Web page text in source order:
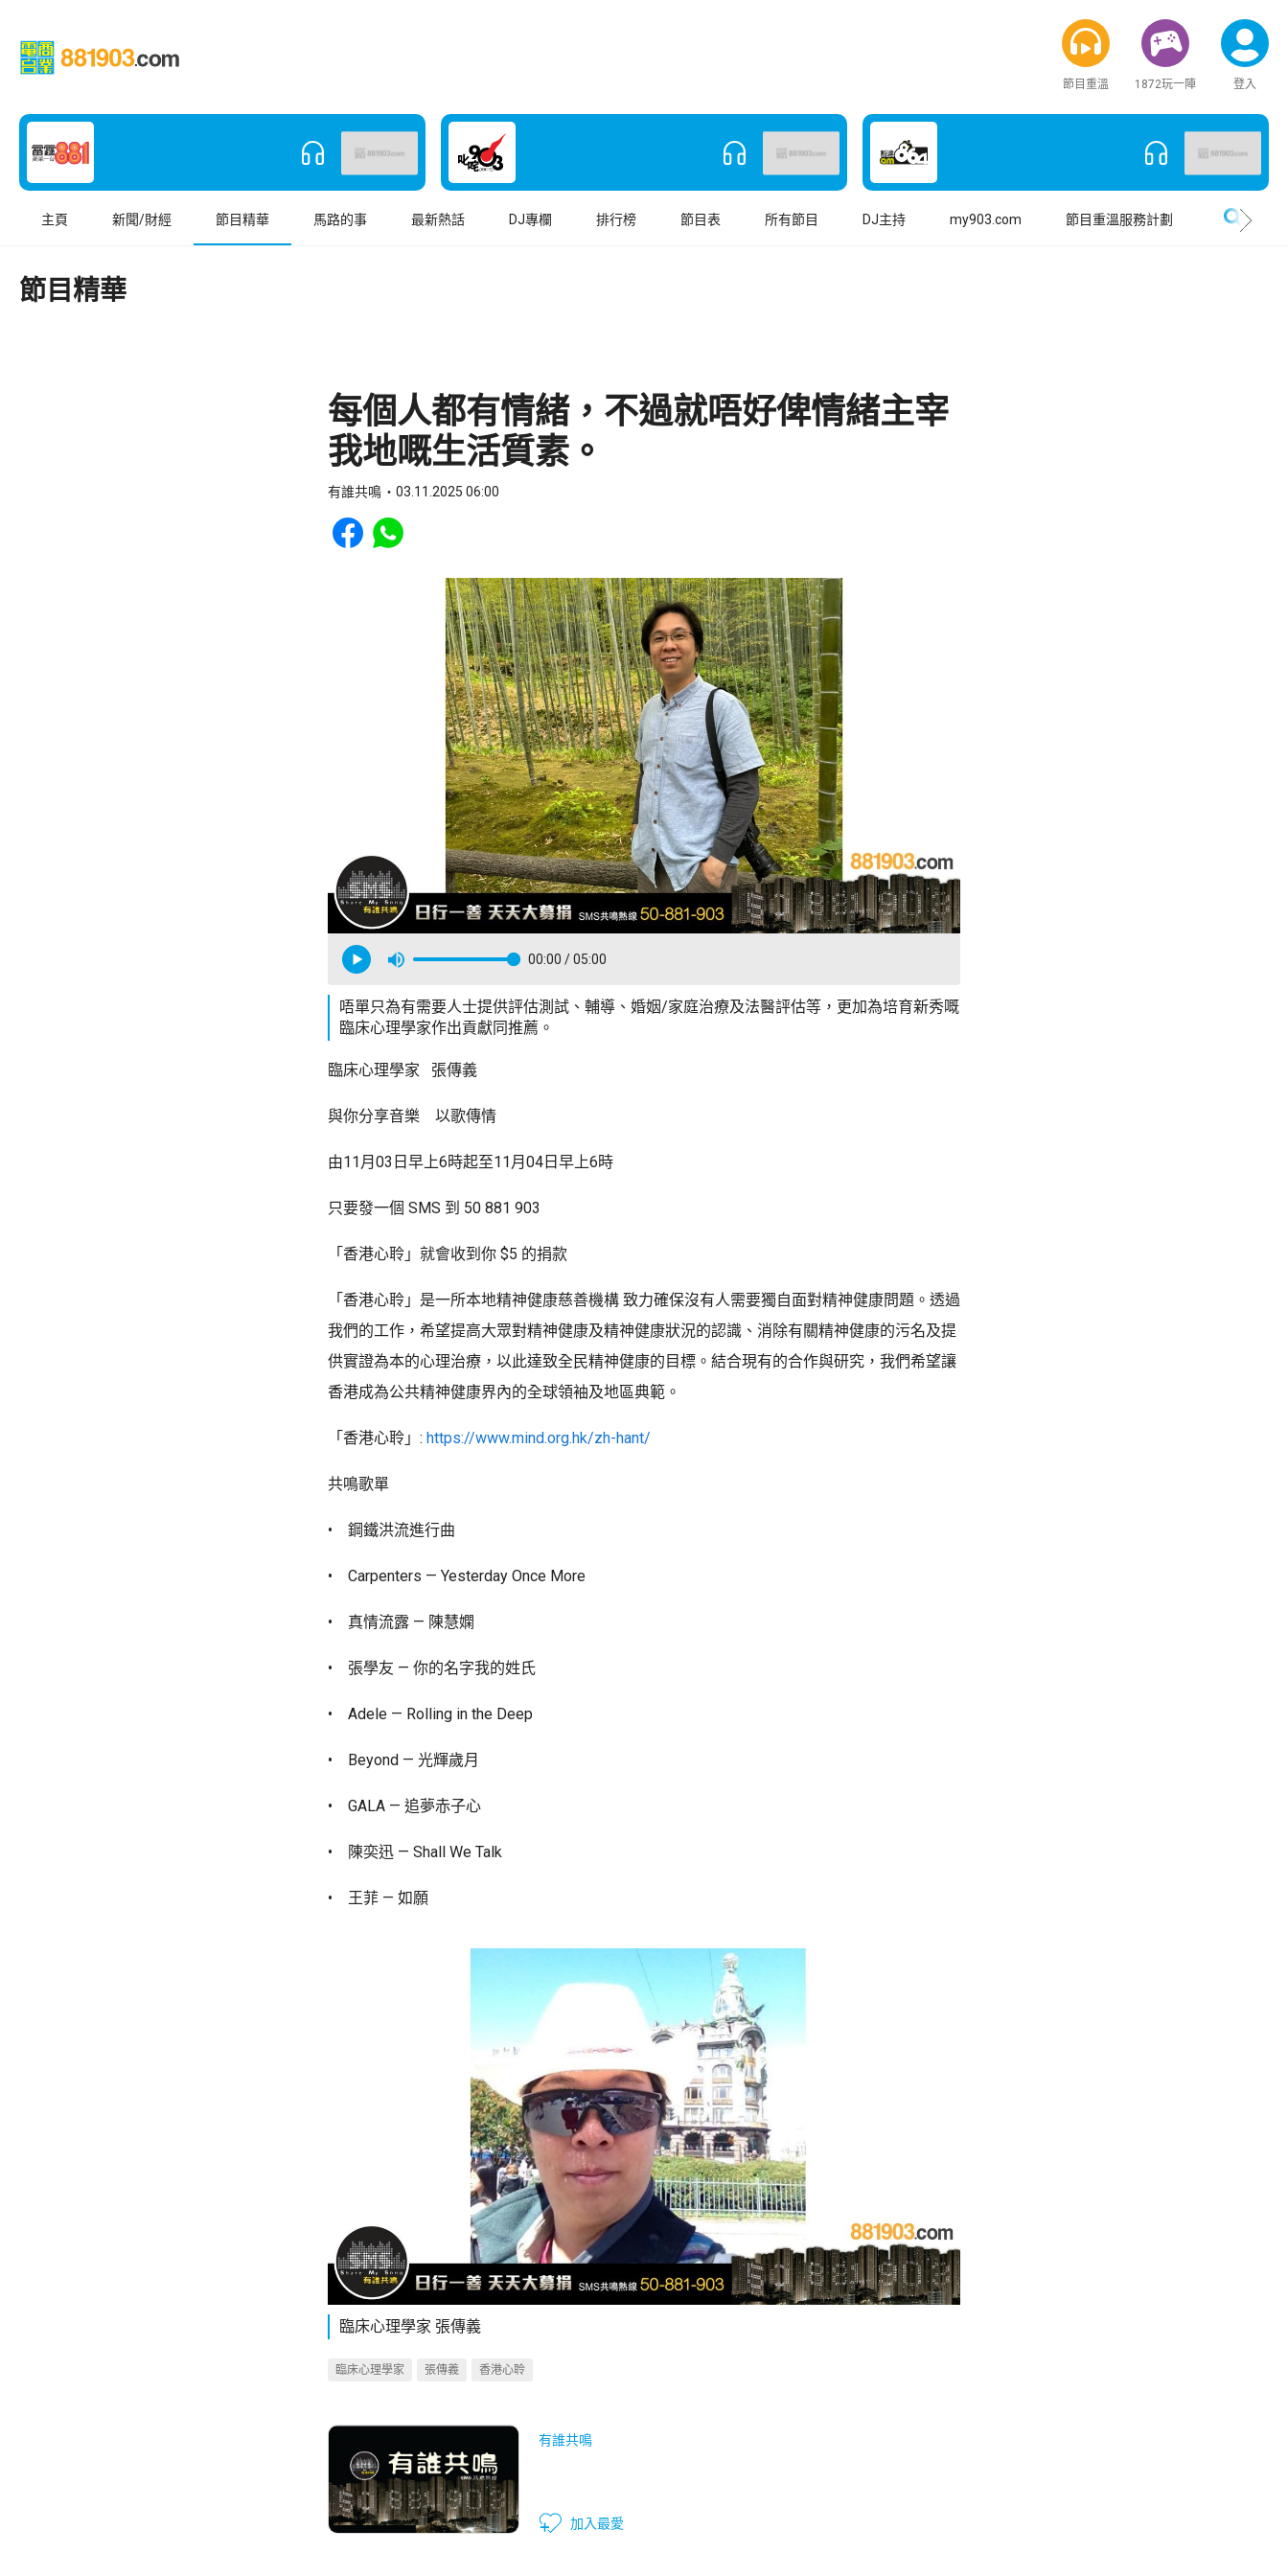
節目重溫 1872玩一陣 登入
主頁 新聞/財經 節目精華 馬路的事 最新熱話 DJ專欄 排行榜 節目表 所有節目 DJ主持 my903.com 節目重溫服務計劃
節目精華
每個人都有情緒，不過就唔好俾情緒主宰
我地嘅生活質素。
有誰共鳴 03.11.2025 06:00
Share to Facebook
Share to WhatsApp
00:00 / 05:00
唔單只為有需要人士提供評估測試、輔導、婚姻/家庭治療及法醫評估等，更加為培育新秀嘅
臨床心理學家作出貢獻同推薦。
臨床心理學家 張傳義
與你分享音樂 以歌傳情
由11月03日早上6時起至11月04日早上6時
只要發一個 SMS 到 50 881 903
「香港心聆」就會收到你 $5 的捐款
「香港心聆」是一所本地精神健康慈善機構 致力確保沒有人需要獨自面對精神健康問題。透過
我們的工作，希望提高大眾對精神健康及精神健康狀況的認識、消除有關精神健康的污名及提
供實證為本的心理治療，以此達致全民精神健康的目標。結合現有的合作與研究，我們希望讓
香港成為公共精神健康界內的全球領袖及地區典範。
「香港心聆」: https://www.mind.org.hk/zh-hant/
共鳴歌單
• 鋼鐵洪流進行曲
• Carpenters — Yesterday Once More
• 真情流露 — 陳慧嫻
• 張學友 — 你的名字我的姓氏
• Adele — Rolling in the Deep
• Beyond — 光輝歲月
• GALA — 追夢赤子心
• 陳奕迅 — Shall We Talk
• 王菲 — 如願
臨床心理學家 張傳義
臨床心理學家 張傳義 香港心聆
有誰共鳴
加入最愛